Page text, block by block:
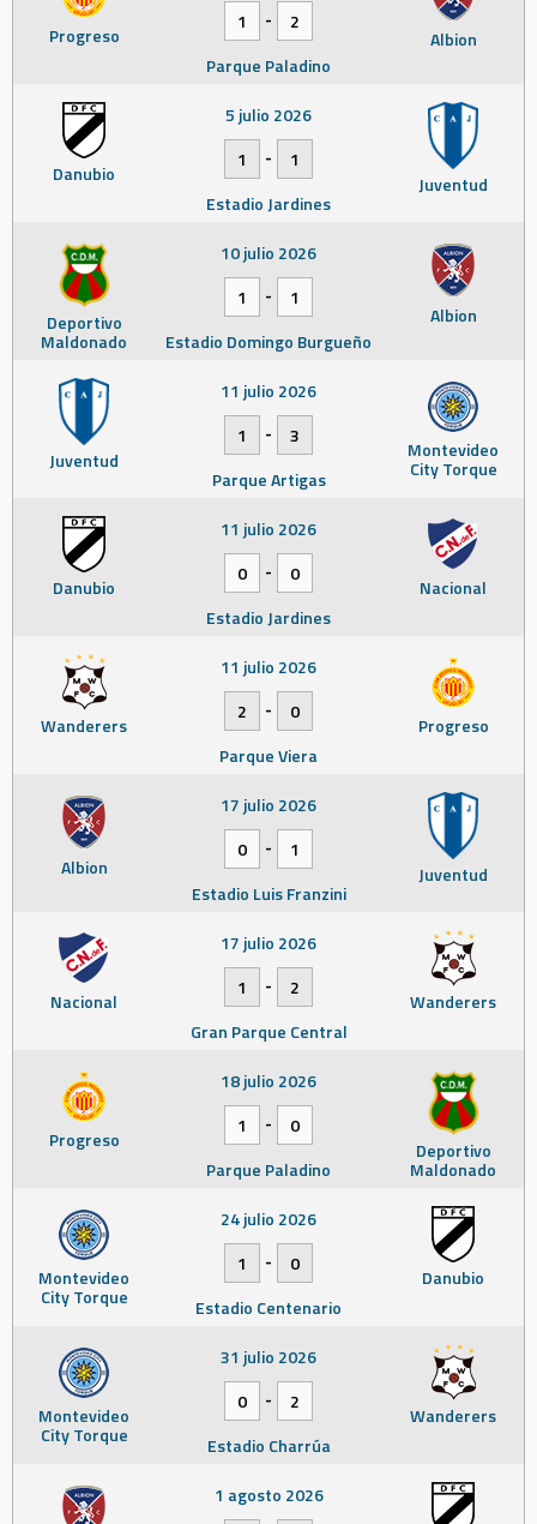
Progreso Albion
1
-
2
Parque Paladino
Danubio Juventud
5 julio 2026
1
-
1
Estadio Jardines
Deportivo
Maldonado
Albion
10 julio 2026
1
-
1
Estadio Domingo Burgueño
Juventud Montevideo
City Torque
11 julio 2026
1
-
3
Parque Artigas
Danubio Nacional
11 julio 2026
0
-
0
Estadio Jardines
Wanderers Progreso
11 julio 2026
2
-
0
Parque Viera
Albion Juventud
17 julio 2026
0
-
1
Estadio Luis Franzini
Nacional Wanderers
17 julio 2026
1
-
2
Gran Parque Central
Progreso Deportivo
Maldonado
18 julio 2026
1
-
0
Parque Paladino
Montevideo
City Torque
Danubio
24 julio 2026
1
-
0
Estadio Centenario
Montevideo
City Torque
Wanderers
31 julio 2026
0
-
2
Estadio Charrúa
1 agosto 2026